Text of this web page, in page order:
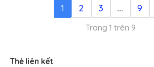
1 2 3 … 9
Trang 1 trên 9
Thẻ liên kết